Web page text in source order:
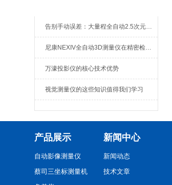
告别手动误差：大量程全自动2.5次元测量机如何实现高效精密质检？
尼康NEXIV全自动3D测量仪在精密检测中的应用
万濠投影仪的核心技术优势
视觉测量仪的这些知识值得我们学习
产品展示
自动影像测量仪
蔡司三坐标测量机
新闻中心
新闻动态
技术文章